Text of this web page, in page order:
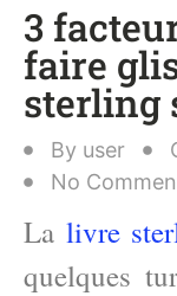
3
faire
sterling
By user
No
La livre
quelques